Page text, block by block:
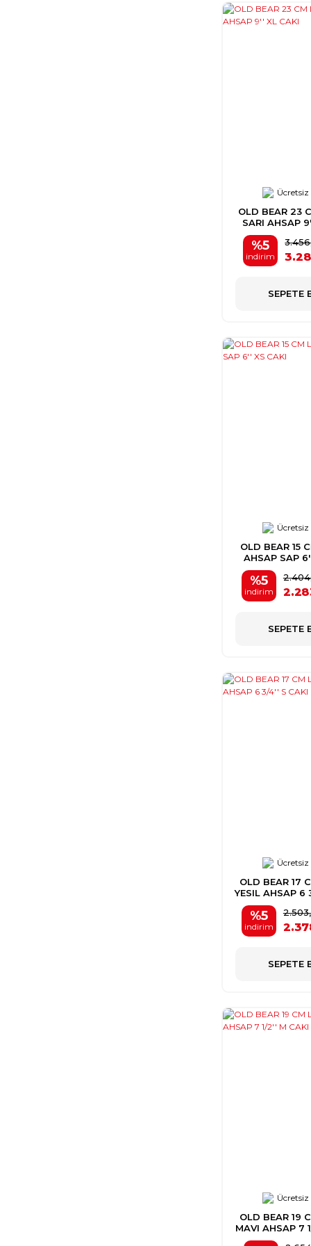
OLD BEAR 23
SARI AHSAP
%5
indirim
SEPETE
OLD BEAR 15
AHSAP SAP
%5
indirim
SEPETE
OLD BEAR 17
YESIL AHSAP 6
%5
indirim
SEPETE
OLD BEAR 19
MAVI AHSAP 7